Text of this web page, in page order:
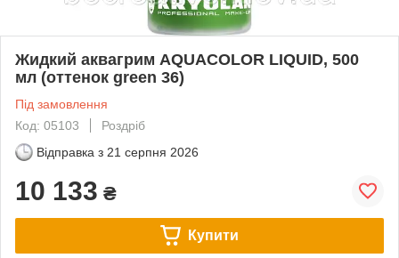
Жидкий аквагрим AQUACOLOR LIQUID, 500
мл (оттенок green 36)
Під замовлення
Код: 05103
Роздріб
Відправка з 21 серпня 2026
10 133 ₴
Купити